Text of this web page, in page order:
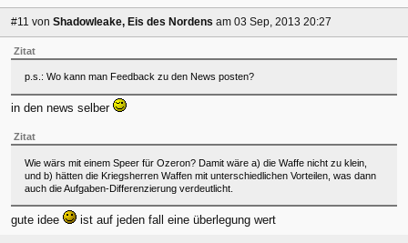
#11 von Shadowleake, Eis des Nordens am 03 Sep, 2013 20:27
Zitat
p.s.: Wo kann man Feedback zu den News posten?
in den news selber
Zitat
Wie wärs mit einem Speer für Ozeron? Damit wäre a) die Waffe nicht zu klein,
und b) hätten die Kriegsherren Waffen mit unterschiedlichen Vorteilen, was dann
auch die Aufgaben-Differenzierung verdeutlicht.
gute idee ist auf jeden fall eine überlegung wert